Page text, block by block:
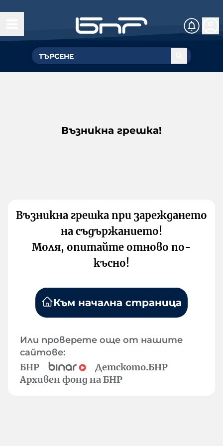
Възникна грешка!
Възникна грешка при зареждането
на съдържанието!
Моля, опитайте отново по-
късно!
Към начална страница
Или проверете още от нашите
сайтове:
БНР
Детското.БНР
Архивен фонд на БНР